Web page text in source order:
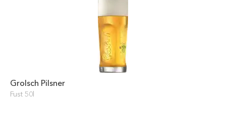
Grolsch Pilsner
Fust 50l